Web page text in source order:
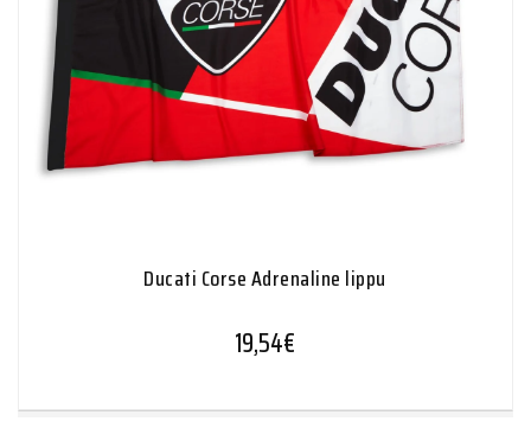
Ducati Corse Adrenaline lippu
19,54€